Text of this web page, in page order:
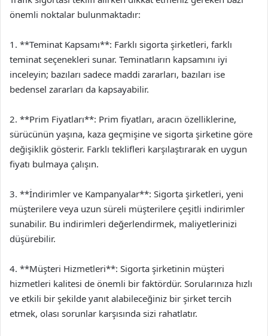
önemli noktalar bulunmaktadır:
1. **Teminat Kapsamı**: Farklı sigorta şirketleri, farklı
teminat seçenekleri sunar. Teminatların kapsamını iyi
inceleyin; bazıları sadece maddi zararları, bazıları ise
bedensel zararları da kapsayabilir.
2. **Prim Fiyatları**: Prim fiyatları, aracın özelliklerine,
sürücünün yaşına, kaza geçmişine ve sigorta şirketine göre
değişiklik gösterir. Farklı teklifleri karşılaştırarak en uygun
fiyatı bulmaya çalışın.
3. **İndirimler ve Kampanyalar**: Sigorta şirketleri, yeni
müşterilere veya uzun süreli müşterilere çeşitli indirimler
sunabilir. Bu indirimleri değerlendirmek, maliyetlerinizi
düşürebilir.
4. **Müşteri Hizmetleri**: Sigorta şirketinin müşteri
hizmetleri kalitesi de önemli bir faktördür. Sorularınıza hızlı
ve etkili bir şekilde yanıt alabileceğiniz bir şirket tercih
etmek, olası sorunlar karşısında sizi rahatlatır.